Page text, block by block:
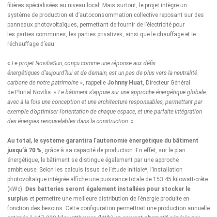
filières spécialisées au niveau local. Mais surtout, le projet intègre un
système de production et d’autoconsommation collective reposant sur des
panneaux photovoltaïques, permettant de fournir de l’électricité pour
les parties communes, les parties privatives, ainsi que le chauffage et le
réchauffage d’eau.
« Le projet NoviliaSun, conçu comme une réponse aux défis
énergétiques d’aujourd’hui et de demain, est un pas de plus vers la neutralité
carbone de notre patrimoine », rappelle Johnny Huat, Directeur Général
de Plurial Novilia. « Le bâtiment s’appuie sur une approche énergétique globale,
avec à la fois une conception et une architecture responsables, permettant par
exemple d’optimiser l’orientation de chaque espace, et une parfaite intégration
des énergies renouvelables dans la construction. »
Au total, le système garantira l’autonomie énergétique du bâtiment
jusqu’à 70 %, grâce à sa capacité de production. En effet, sur le plan
énergétique, le bâtiment se distingue également par une approche
ambitieuse. Selon les calculs issus de l’étude initiale*, l’installation
photovoltaïque intégrée affiche une puissance totale de 153.45 kilowatt-crête
(kWc). Des batteries seront également installées pour stocker le
surplus et permettre une meilleure distribution de l’énergie produite en
fonction des besoins. Cette configuration permettrait une production annuelle